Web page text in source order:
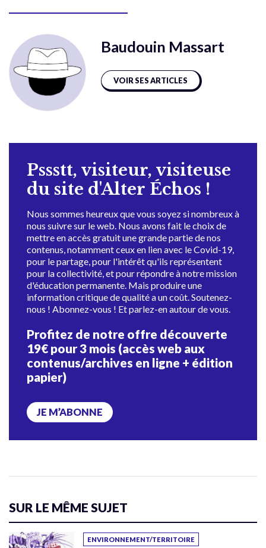
Baudouin Massart
VOIR SES ARTICLES
Pssstt, visiteur, visiteuse
du site d'Alter Échos !
Nous sommes heureux que vous soyez si nombreux à
nous suivre sur le web. Nous avons fait le choix de
mettre en accès gratuit une grande partie de nos
contenus, notamment ceux en lien avec le Covid-19,
pour le partage, pour l'intérêt qu'ils représentent
pour la collectivité, et pour répondre à notre mission
d'éducation permanente. Mais produire une
information critique de qualité a un coût. Soutenez-
nous ! Abonnez-vous ! Et parlez-en autour de vous.
Profitez de notre offre découverte
19€ pour 3 mois (accès web aux
contenus/archives en ligne + édition
papier)
JE M’ABONNE
SUR LE MÊME SUJET
ENVIRONNEMENT/TERRITOIRE